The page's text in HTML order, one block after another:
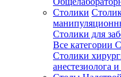
Столики
Столики для
Все категории
Столики
анестезиолога